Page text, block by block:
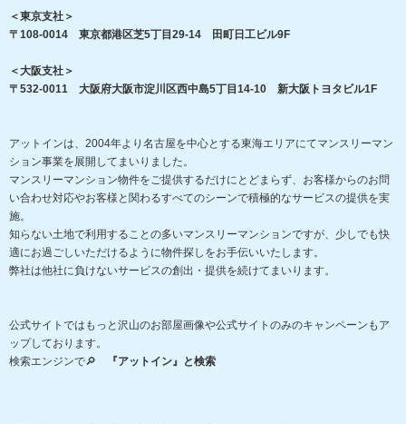
＜東京支社＞
〒108-0014 東京都港区芝5丁目29-14 田町日工ビル9F
＜大阪支社＞
〒532-0011 大阪府大阪市淀川区西中島5丁目14-10 新大阪トヨタビル1F
アットインは、2004年より名古屋を中心とする東海エリアにてマンスリーマン
ション事業を展開してまいりました。
マンスリーマンション物件をご提供するだけにとどまらず、お客様からのお問
い合わせ対応やお客様と関わるすべてのシーンで積極的なサービスの提供を実
施。
知らない土地で利用することの多いマンスリーマンションですが、少しでも快
適にお過ごしいただけるように物件探しをお手伝いいたします。
弊社は他社に負けないサービスの創出・提供を続けてまいります。
公式サイトではもっと沢山のお部屋画像や公式サイトのみのキャンペーンもア
ップしております。
検索エンジンで🔎
『アットイン』と検索